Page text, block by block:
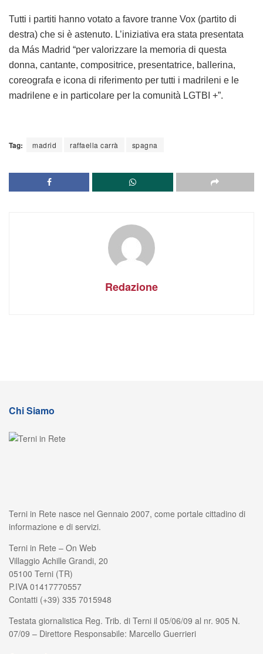
Tutti i partiti hanno votato a favore tranne Vox (partito di
destra) che si è astenuto. L’iniziativa era stata presentata
da Más Madrid “per valorizzare la memoria di questa
donna, cantante, compositrice, presentatrice, ballerina,
coreografa e icona di riferimento per tutti i madrileni e le
madrilene e in particolare per la comunità LGTBI +”.
Tag: madrid raffaella carrà spagna
Redazione
Chi Siamo
Terni in Rete nasce nel Gennaio 2007, come portale cittadino di
informazione e di servizi.
Terni in Rete – On Web
Villaggio Achille Grandi, 20
05100 Terni (TR)
P.IVA 01417770557
Contatti (+39) 335 7015948
Testata giornalistica Reg. Trib. di Terni il 05/06/09 al nr. 905 N.
07/09 – Direttore Responsabile: Marcello Guerrieri